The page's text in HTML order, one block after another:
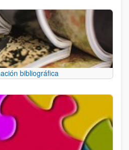
bibliográfica